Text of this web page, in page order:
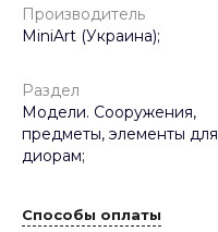
Производитель
MiniArt (Украина);
Раздел
Модели. Сооружения,
предметы, элементы для
диорам;
Способы оплаты